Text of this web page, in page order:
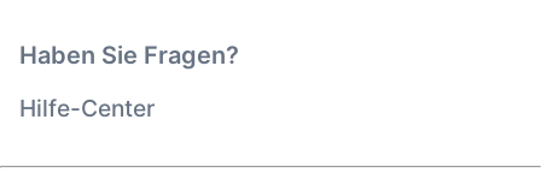
Haben Sie Fragen?
Hilfe-Center